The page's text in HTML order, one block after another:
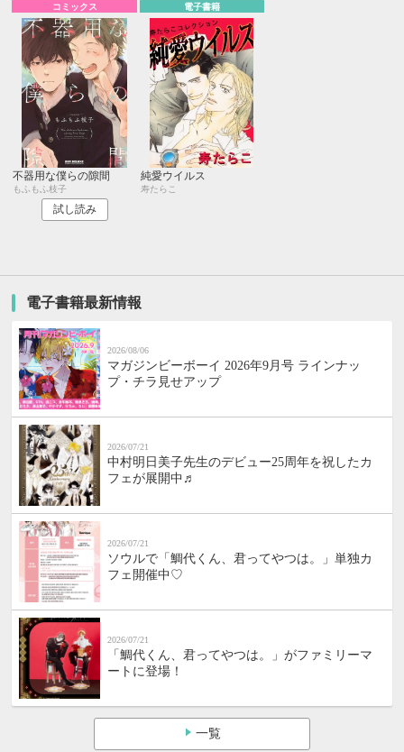
コミックス
不器用な僕らの隙間
もふもふ枝子
試し読み
電子書籍
純愛ウイルス
寿たらこ
電子書籍最新情報
2026/08/06
マガジンビーボーイ 2026年9月号 ラインナッ
プ・チラ見せアップ
2026/07/21
中村明日美子先生のデビュー25周年を祝したカ
フェが展開中♬
2026/07/21
ソウルで「鯛代くん、君ってやつは。」単独カ
フェ開催中♡
2026/07/21
「鯛代くん、君ってやつは。」がファミリーマ
ートに登場！
一覧